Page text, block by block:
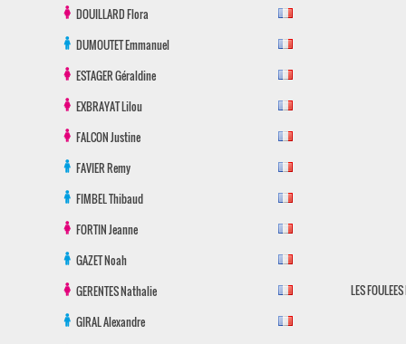
DOUILLARDFlora
DUMOUTETEmmanuel
ESTAGERGéraldine
EXBRAYATLilou
FALCONJustine
FAVIERRemy
FIMBELThibaud
FORTINJeanne
GAZETNoah
GERENTESNathalie LES
GIRALAlexandre